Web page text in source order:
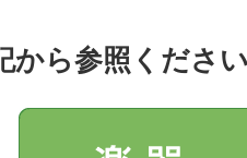
から参照くださ